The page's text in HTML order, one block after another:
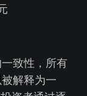
致性，所有
解释为一